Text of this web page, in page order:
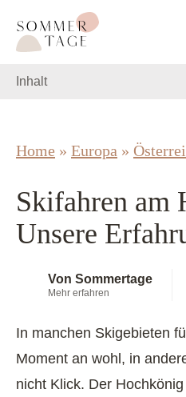
Sommertage - Der Reiseblog
Inhalt
Home » Europa »
Skifahren am
Unsere
Von Sommertage
Mehr erfahren
In manchen Skigebieten
Moment an wohl, in
nicht Klick. Der